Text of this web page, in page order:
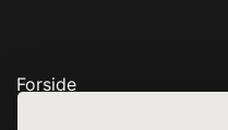
Forside